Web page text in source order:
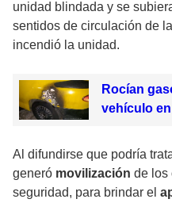
unidad blindada y se
sentidos de circulación de
incendió la unidad.
Rocían
vehículo
Al difundirse que podría
generó movilización de los
seguridad, para brindar el